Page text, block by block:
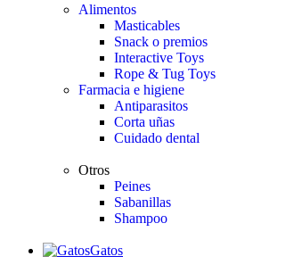
Alimentos
Masticables
Snack o premios
Interactive Toys
Rope & Tug Toys
Farmacia e higiene
Antiparasitos
Corta uñas
Cuidado dental
Otros
Peines
Sabanillas
Shampoo
Gatos